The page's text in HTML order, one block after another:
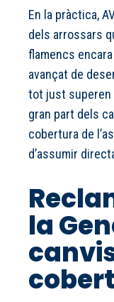
En la pràctica,
dels arrossars
flamencs
avançat de
tot just superen
gran part dels
cobertura de
d’assumir
la